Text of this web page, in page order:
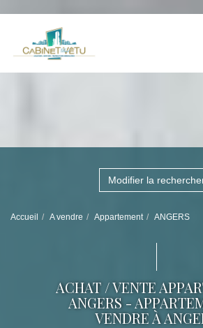
Modifier la
Accueil A vendre Appartement ANGERS
ACHAT / VENTE
ANGERS -
VENDRE À